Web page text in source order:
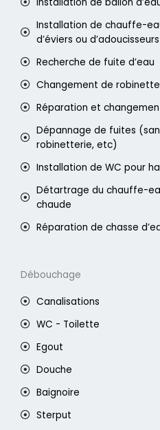
Installation de chauffe-
d’éviers ou d’adoucisseurs
Recherche de fuite d’eau
Changement de
Réparation et
Dépannage de fuites
robinetterie, etc)
Installation de WC pour
Détartrage du chauffe-
chaude
Réparation de chasse
Débouchage
Canalisations
WC - Toilette
Egout
Douche
Baignoire
Sterput